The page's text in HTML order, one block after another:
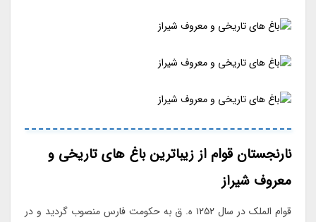
نارنجستان قوام از زیباترین باغ های تاریخی و
معروف شیراز
قوام الملک در سال ۱۲۵۲ ه. ق به حکومت فارس منصوب گردید و در